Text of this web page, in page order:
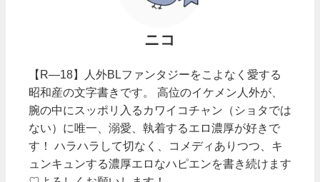
ニコ
【R―18】人外BLファンタジーをこよなく愛する
昭和産の文字書きです。 高位のイケメン人外が、
腕の中にスッポリ入るカワイコチャン（ショタでは
ない）に唯一、溺愛、執着するエロ濃厚が好きで
す！ ハラハラして切なく、コメディありつつ、キ
ュンキュンする濃厚エロなハピエンを書き続けます